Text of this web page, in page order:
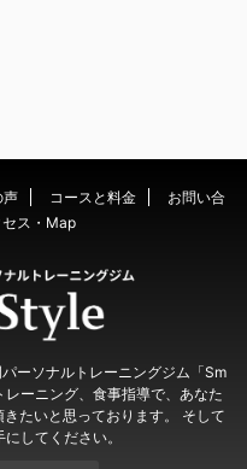
声 コースと料金
お問い合
セス・Map
ーソナルトレーニングジム「Sm
ーニング、食事指導で、あなた
たいと思っております。 そして
してください。